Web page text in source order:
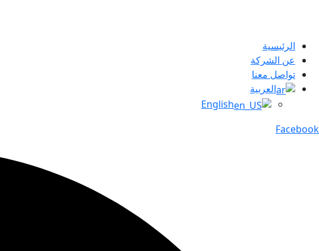
الرئيسية
عن الشركة
تواصل معنا
العربية
English
Facebook